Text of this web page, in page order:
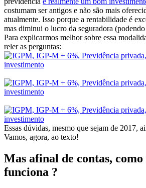
costumam ser antigos e não são mais
atualmente. Isso porque a rentabilidade é
mas diminui o lucro da seguradora
Para explicarmos melhor sobre essa
reler as perguntas:
Essas dúvidas, mesmo que sejam de 2017,
Vamos, agora, ao texto!
Mas afinal de contas,
funciona ?